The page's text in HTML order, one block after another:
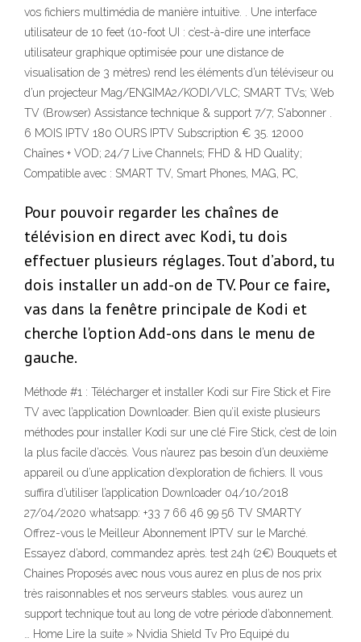
vos fichiers multimédia de manière intuitive. . Une interface
utilisateur de 10 feet (10-foot UI : c’est-à-dire une interface
utilisateur graphique optimisée pour une distance de
visualisation de 3 mètres) rend les éléments d’un téléviseur ou
d’un projecteur Mag/ENGIMA2/KODI/VLC; SMART TVs; Web
TV (Browser) Assistance technique & support 7/7; S'abonner .
6 MOIS IPTV 180 OURS IPTV Subscription € 35. 12000
Chaînes + VOD; 24/7 Live Channels; FHD & HD Quality;
Compatible avec : SMART TV, Smart Phones, MAG, PC,
Pour pouvoir regarder les chaînes de
télévision en direct avec Kodi, tu dois
effectuer plusieurs réglages. Tout d’abord, tu
dois installer un add-on de TV. Pour ce faire,
vas dans la fenêtre principale de Kodi et
cherche l'option Add-ons dans le menu de
gauche.
Méthode #1 : Télécharger et installer Kodi sur Fire Stick et Fire
TV avec l’application Downloader. Bien qu’il existe plusieurs
méthodes pour installer Kodi sur une clé Fire Stick, c’est de loin
la plus facile d’accès. Vous n’aurez pas besoin d’un deuxième
appareil ou d’une application d’exploration de fichiers. Il vous
suffira d’utiliser l’application Downloader 04/10/2018
27/04/2020 whatsapp: +33 7 66 46 99 56 TV SMARTY
Offrez-vous le Meilleur Abonnement IPTV sur le Marché.
Essayez d’abord, commandez après. test 24h (2€) Bouquets et
Chaines Proposés avec nous vous aurez en plus de nos prix
très raisonnables et nos serveurs stables. vous aurez un
support technique tout au long de votre période d’abonnement.
… Home Lire la suite » Nvidia Shield Tv Pro Equipé du